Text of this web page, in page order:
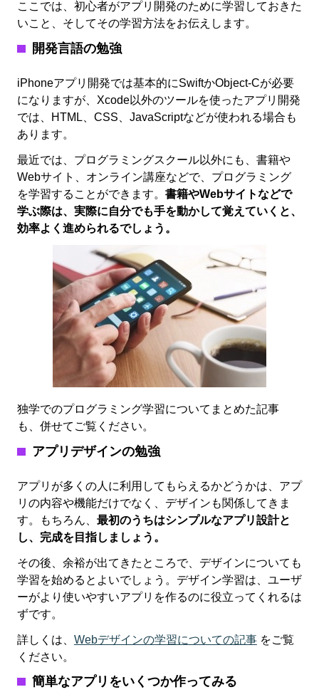
ここでは、初心者がアプリ開発のために学習しておきた
いこと、そしてその学習方法をお伝えします。
開発言語の勉強
iPhoneアプリ開発では基本的にSwiftかObject-Cが必要
になりますが、Xcode以外のツールを使ったアプリ開発
では、HTML、CSS、JavaScriptなどが使われる場合も
あります。
最近では、プログラミングスクール以外にも、書籍や
Webサイト、オンライン講座などで、プログラミング
を学習することができます。 書籍やWebサイトなどで
学ぶ際は、実際に自分でも手を動かして覚えていくと、
効率よく進められるでしょう。
独学でのプログラミング学習についてまとめた記事
も、併せてご覧ください。
アプリデザインの勉強
アプリが多くの人に利用してもらえるかどうかは、アプ
リの内容や機能だけでなく、デザインも関係してきま
す。もちろん、 最初のうちはシンプルなアプリ設計と
し、完成を目指しましょう。
その後、余裕が出てきたところで、デザインについても
学習を始めるとよいでしょう。デザイン学習は、ユーザ
ーがより使いやすいアプリを作るのに役立ってくれるは
ずです。
詳しくは、 Webデザインの学習についての記事をご覧
ください。
簡単なアプリをいくつか作ってみる